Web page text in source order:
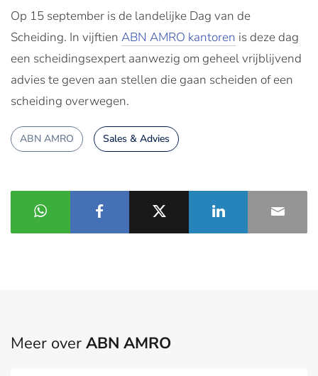
Op 15 september is de landelijke Dag van de
Scheiding. In vijftien ABN AMRO kantoren is deze dag
een scheidingsexpert aanwezig om geheel vrijblijvend
advies te geven aan stellen die gaan scheiden of een
scheiding overwegen.
ABN AMRO Sales & Advies
Meer over ABN AMRO